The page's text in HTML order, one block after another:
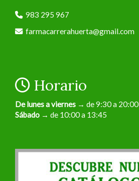
983 295 967
farmacarrerahuerta
gmail.com
Horario
De lunes a viernes → de 9:30 a 20:00
Sábado → de 10:00 a 13:45